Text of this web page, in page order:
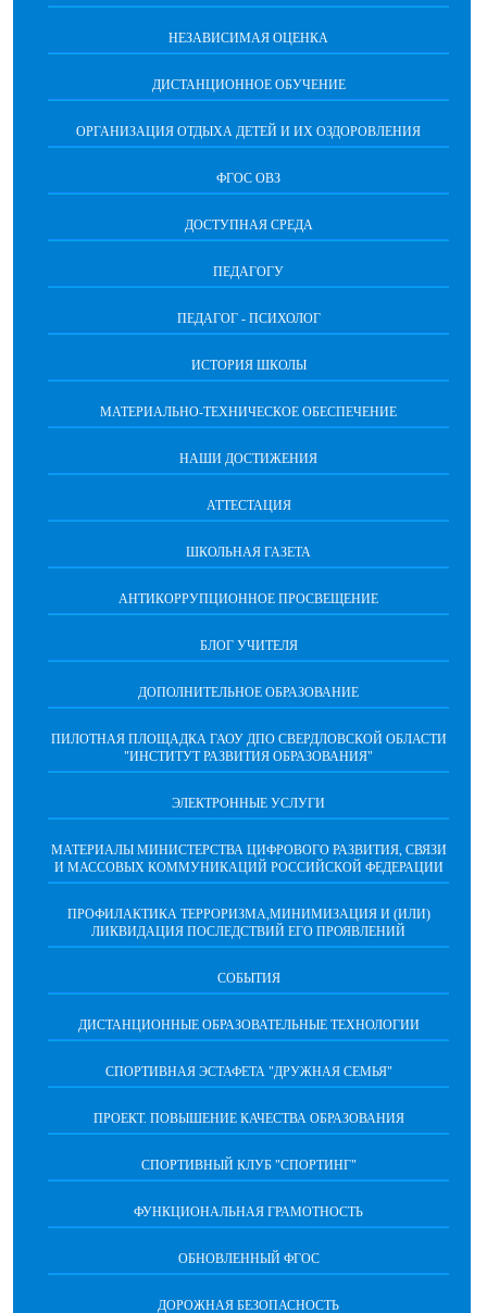
НЕЗАВИСИМАЯ ОЦЕНКА
ДИСТАНЦИОННОЕ ОБУЧЕНИЕ
ОРГАНИЗАЦИЯ ОТДЫХА ДЕТЕЙ И ИХ ОЗДОРОВЛЕНИЯ
ФГОС ОВЗ
ДОСТУПНАЯ СРЕДА
ПЕДАГОГУ
ПЕДАГОГ - ПСИХОЛОГ
ИСТОРИЯ ШКОЛЫ
МАТЕРИАЛЬНО-ТЕХНИЧЕСКОЕ ОБЕСПЕЧЕНИЕ
НАШИ ДОСТИЖЕНИЯ
АТТЕСТАЦИЯ
ШКОЛЬНАЯ ГАЗЕТА
АНТИКОРРУПЦИОННОЕ ПРОСВЕЩЕНИЕ
БЛОГ УЧИТЕЛЯ
ДОПОЛНИТЕЛЬНОЕ ОБРАЗОВАНИЕ
ПИЛОТНАЯ ПЛОЩАДКА ГАОУ ДПО СВЕРДЛОВСКОЙ ОБЛАСТИ
"ИНСТИТУТ РАЗВИТИЯ ОБРАЗОВАНИЯ"
ЭЛЕКТРОННЫЕ УСЛУГИ
МАТЕРИАЛЫ МИНИСТЕРСТВА ЦИФРОВОГО РАЗВИТИЯ, СВЯЗИ
И МАССОВЫХ КОММУНИКАЦИЙ РОССИЙСКОЙ ФЕДЕРАЦИИ
ПРОФИЛАКТИКА ТЕРРОРИЗМА,МИНИМИЗАЦИЯ И (ИЛИ)
ЛИКВИДАЦИЯ ПОСЛЕДСТВИЙ ЕГО ПРОЯВЛЕНИЙ
СОБЫТИЯ
ДИСТАНЦИОННЫЕ ОБРАЗОВАТЕЛЬНЫЕ ТЕХНОЛОГИИ
СПОРТИВНАЯ ЭСТАФЕТА "ДРУЖНАЯ СЕМЬЯ"
ПРОЕКТ. ПОВЫШЕНИЕ КАЧЕСТВА ОБРАЗОВАНИЯ
СПОРТИВНЫЙ КЛУБ "СПОРТИНГ"
ФУНКЦИОНАЛЬНАЯ ГРАМОТНОСТЬ
ОБНОВЛЕННЫЙ ФГОС
ДОРОЖНАЯ БЕЗОПАСНОСТЬ